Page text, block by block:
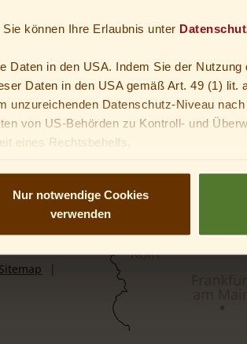
können Ihre Erlaubnis unter
Daten in den USA. Indem Sie der
Daten in den USA gemäß Art. 49 (1) lit.
unzureichenden Datenschutz-Niveau
von US-Behörden zu Kontroll- und
eines Rechtsbehelfs.
Nur notwendige Cookies
verwenden
Sitemap